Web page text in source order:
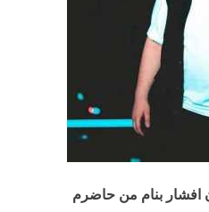
افشار بنام من حاضرم